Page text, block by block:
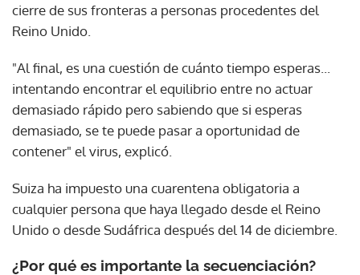
cierre de sus fronteras a personas procedentes del
Reino Unido.
"Al final, es una cuestión de cuánto tiempo esperas...
intentando encontrar el equilibrio entre no actuar
demasiado rápido pero sabiendo que si esperas
demasiado, se te puede pasar a oportunidad de
contener" el virus, explicó.
Suiza ha impuesto una cuarentena obligatoria a
cualquier persona que haya llegado desde el Reino
Unido o desde Sudáfrica después del 14 de diciembre.
¿Por qué es importante la secuenciación?